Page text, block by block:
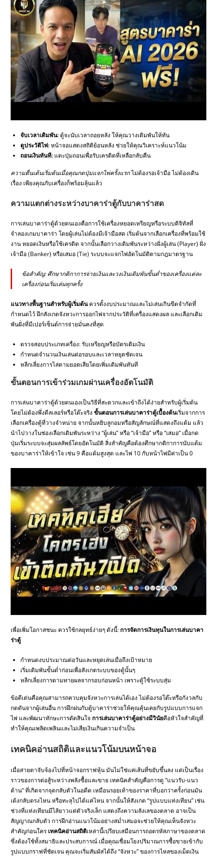
จับเวลาเดิมพัน:ตู้จะนับเวลาถอยหลัง ให้คุณวางเดิมพันให้ทัน
ดูประวัติไพ่:หน้าจอแสดงสถิติย้อนหลัง ช่วยให้คุณวิเคราะห์แนวโน้ม
ถอนเงินทันที: แตะปุ่มถอนเพื่อรับเครดิตที่เหลือกลับคืน
ความตื่นเต้นเริ่มต้นเมื่อคุณกดปุ่มแจกไพ่ครั้งแรกไม่ต้องรอเจ้ามือ ไม่ต้องเดิน
เรื่อง เพียงคุณกับเครื่องก็พร้อมลุ้นแล้ว
ความแตกต่างระหว่างบาคาร่าตู้กับบาคาร่าสด
การเล่นบาคาร่าตู้ด้วยตนเองคือการใช้เครื่องหยอดเหรียญหรือระบบดิจิทัลที่
จำลองเกมบาคาร่า โดยผู้เล่นไม่ต้องมีเจ้ามือสด เริ่มต้นจากเลือกเครื่องที่พร้อมใช้
งาน หยอดเงินหรือใช้เครดิต จากนั้นเลือกวางเดิมพันระหว่างฝั่งผู้เล่น (Player) ฝั่ง
เจ้ามือ (Banker) หรือเสมอ (Tie) ระบบจะแจกไพ่อัตโนมัติตามกฎมาตรฐาน
ข้อสำคัญ: ศึกษากติกาการจ่ายเงินและวงเงินเดิมพันขั้นต่ำของเครื่องแต่ละ
เครื่องก่อนเริ่มเล่นทุกครั้ง
แนวทางพื้นฐานสำหรับผู้เริ่มต้นควรตั้งงบประมาณและไม่เล่นเกินขีดจำกัดที่
กำหนดไว้ ฝึกสังเกตจังหวะการออกไพ่จากประวัติที่เครื่องแสดงผล และเลือกเดิม
พันฝั่งที่มีเปอร์เซ็นต์การจ่ายมั่นคงที่สุด
ตรวจสอบประเภทเครื่อง: รับเหรียญหรือบัตรเติมเงิน
กำหนดจำนวนเงินเล่นต่อรอบและเวลาหยุดชัดเจน
หลีกเลี่ยงการไล่ตามยอดเสียโดยเพิ่มเดิมพันทันที
ขั้นตอนการเข้าร่วมเกมผ่านเครื่องอัตโนมัติ
การเล่นบาคาร่าตู้ด้วยตนเองเป็นวิธีที่สะดวกและเข้าถึงได้ง่ายสำหรับผู้เริ่มต้น
โดยไม่ต้องพึ่งดีลเลอร์หรือโต๊ะจริงขั้นตอนการเล่นบาคาร่าตู้เบื้องต้นเริ่มจากการ
เลือกเครื่องตู้ที่วางจำหน่าย จากนั้นหยิบลูกอมหรือสัญลักษณ์ที่แสดงถึงแต้ม แล้ว
นำไปวางในช่องเลือกเดิมพันระหว่าง “ผู้เล่น” หรือ “เจ้ามือ” หรือ “เสมอ” เมื่อกด
ปุ่มเริ่มระบบจะสุ่มผลลัพธ์โดยอัตโนมัติ สิ่งสำคัญคือต้องศึกษากติกาการนับแต้ม
ของบาคาร่าให้เข้าใจ เช่น 9 คือแต้มสูงสุด และไพ่ 10 กับหน้าไพ่มีค่าเป็น 0
เพื่อเพิ่มโอกาสชนะ ควรใช้กลยุทธ์ง่ายๆ ดังนี้:การจัดการเงินทุนในการเล่นบาคา
ร่าตู้
กำหนดงบประมาณต่อวันและหยุดเล่นเมื่อถึงเป้าหมาย
เริ่มเดิมพันขั้นต่ำก่อนเพื่อสังเกตระบบของตู้นั้นๆ
หลีกเลี่ยงการตามทายผลจากรอบก่อนหน้า เพราะตู้ใช้ระบบสุ่ม
ข้อดีเด่นคือคุณสามารถควบคุมจังหวะการเล่นได้เอง ไม่ต้องรอโต๊ะหรือกังวลกับ
กดดันจากผู้เล่นอื่น การฝึกฝนกับตู้บาคาร่าช่วยให้คุณคุ้นเคยกับรูปแบบการแจก
ไพ่ และพัฒนาทักษะการตัดสินใจการเล่นบาคาร่าตู้อย่างมีวินัยคือหัวใจสำคัญที่
ทำให้คุณเพลิดเพลินและไม่เสียเงินเกินความจำเป็น
เทคนิคอ่านสถิติและแนวโน้มบนหน้าจอ
เมื่อสายตาจับจ้องไปที่หน้าจอกราฟหุ้น มันไม่ใช่แค่เส้นที่ขยับขึ้นลง แต่เป็นเรื่อง
ราวของการต่อสู้ระหว่างพลังซื้อและขาย เทคนิคสำคัญคือการดู “แนวรับ-แนว
ต้าน” ที่เกิดจากจุดกลับตัวในอดีต เหมือนรอยเท้าของราคาที่บอกว่าครั้งก่อนมัน
เด้งกลับตรงไหน หรือทะลุไปได้แค่ไหน จากนั้นให้สังเกต “รูปแบบแท่งเทียน” เช่น
ช่วงที่แท่งเทียนมีไส้ยาวแต่ตัวจริงเล็ก แสดงถึงความลังเลของตลาด อาจเป็น
สัญญาณกลับตัว การฝึกอ่านแนวโน้มอย่างสม่ำเสมอจะช่วยให้คุณเห็นจังหวะ
สำคัญก่อนใคร เทคนิคอ่านสถิติเหล่านี้เปรียบเสมือนการถอดรหัสภาษาของตลาด
ซึ่งต้องใช้ทั้งสมาธิและประสบการณ์ เมื่อคุณเชื่อมโยงปริมาณการซื้อขายเข้ากับ
รูปแบบกราฟที่ชัดเจน คุณจะเริ่มสัมผัสได้ถึง “จังหวะ” ของการไหลของเม็ดเงิน